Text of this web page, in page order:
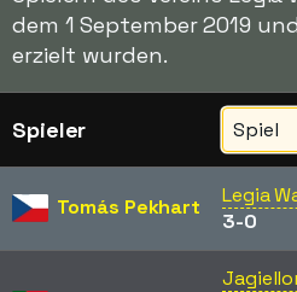
dem 1 September 2019
erzielt wurden.
Spieler
Tomás Pekhart
Legia
3-0